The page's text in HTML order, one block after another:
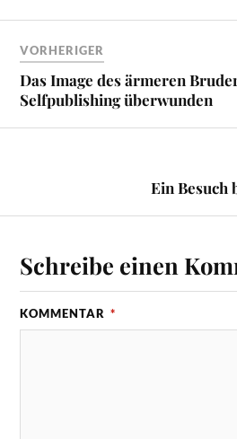
VORHERIGER
Das Image des ärmeren
Selfpublishing überwunden
Ein Besuch
Schreibe einen
KOMMENTAR *